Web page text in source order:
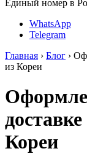
Единый номер в
WhatsApp
Telegram
Главная › Блог ›
из Кореи
Кореи